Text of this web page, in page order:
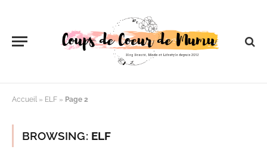
Accueil » ELF » Page 2
BROWSING: ELF